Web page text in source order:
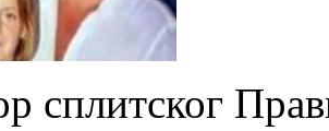
сплитског